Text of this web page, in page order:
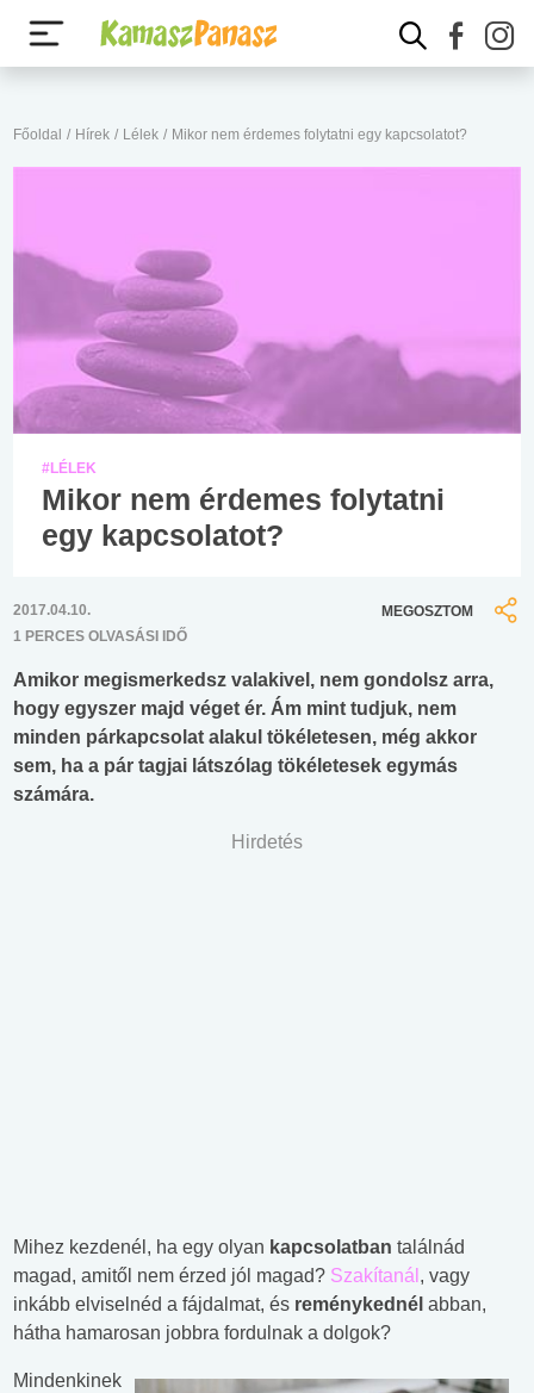
Főoldal / Hírek / Lélek / Mikor nem érdemes folytatni egy kapcsolatot?
#LÉLEK
Mikor nem érdemes folytatni
egy kapcsolatot?
2017.04.10.
1 PERCES OLVASÁSI IDŐ
MEGOSZTOM
Amikor megismerkedsz valakivel, nem gondolsz arra,
hogy egyszer majd véget ér. Ám mint tudjuk, nem
minden párkapcsolat alakul tökéletesen, még akkor
sem, ha a pár tagjai látszólag tökéletesek egymás
számára.
Hirdetés
Mihez kezdenél, ha egy olyan kapcsolatban találnád
magad, amitől nem érzed jól magad? Szakítanál , vagy
inkább elviselnéd a fájdalmat, és reménykednél abban,
hátha hamarosan jobbra fordulnak a dolgok?
Mindenkinek